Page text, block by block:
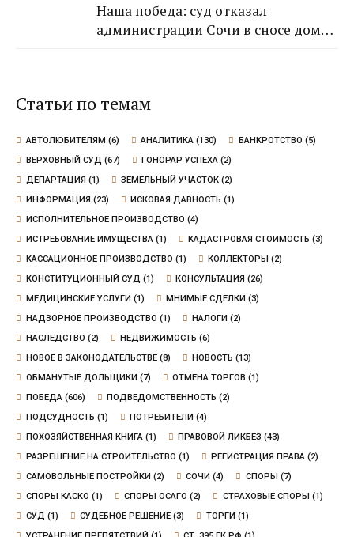
Самвела Смпатовича 17.07.1983 г.р.
Наша победа: суд отказал
администрации Сочи в сносе дома,
Статьи по темам
АВТОЛЮБИТЕЛЯМ (6) АНАЛИТИКА (130) БАНКРОТСТВО (5)
ВЕРХОВНЫЙ СУД (67) ГОНОРАР УСПЕХА (2)
ДЕПАРТАЦИЯ (1) ЗЕМЕЛЬНЫЙ УЧАСТОК (2)
ИНФОРМАЦИЯ (23) ИСКОВАЯ ДАВНОСТЬ (1)
ИСПОЛНИТЕЛЬНОЕ ПРОИЗВОДСТВО (4)
ИСТРЕБОВАНИЕ ИМУЩЕСТВА(1) КАДАСТРОВАЯ СТОИМОСТЬ (3)
КАССАЦИОННОЕ ПРОИЗВОДСТВО (1) КОЛЛЕКТОРЫ (2)
КОНСТИТУЦИОННЫЙ СУД (1) КОНСУЛЬТАЦИЯ (26)
МЕДИЦИНСКИЕ УСЛУГИ (1) МНИМЫЕ СДЕЛКИ (3)
НАДЗОРНОЕ ПРОИЗВОДСТВО (1) НАЛОГИ (2)
НАСЛЕДСТВО (2) НЕДВИЖИМОСТЬ (6)
НОВОЕ В ЗАКОНОДАТЕЛЬСТВЕ(8) НОВОСТЬ (13)
ОБМАНУТЫЕ ДОЛЬЩИКИ (7) ОТМЕНА ТОРГОВ (1)
ПОБЕДА(606) ПОДВЕДОМСТВЕННОСТЬ (2)
ПОДСУДНОСТЬ (1) ПОТРЕБИТЕЛИ (4)
ПОХОЗЯЙСТВЕННАЯ КНИГА(1) ПРАВОВОЙ ЛИКБЕЗ (43)
РАЗРЕШЕНИЕ НА СТРОИТЕЛЬСТВО (1) РЕГИСТРАЦИЯ ПРАВА (2)
САМОВОЛЬНЫЕ ПОСТРОЙКИ (2) СОЧИ (4) СПОРЫ (7)
СПОРЫ КАСКО (1) СПОРЫ ОСАГО (2) СТРАХОВЫЕ СПОРЫ (1)
СУД (1) СУДЕБНОЕ РЕШЕНИЕ (3) ТОРГИ (1)